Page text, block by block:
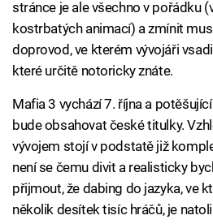
stránce je ale všechno v pořádku
kostrbatých animací) a zmínit
doprovod, ve kterém vývojáři
které určitě notoricky znáte.
Mafia 3 vychází 7. října a
bude obsahovat české titulky.
vývojem stojí v podstatě již
není se čemu divit a realisticky
přijmout, že dabing do jazyka, ve
několik desítek tisíc hráčů, je